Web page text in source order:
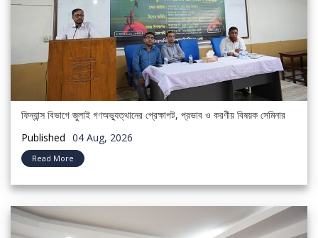
ফিন্যান্স বিভাগে জুলাই গণঅভ্যুত্থানের প্রেক্ষাপট, প্রভাব ও করণীয় বিষয়ক সেমিনার
Published 04 Aug, 2026
Read More